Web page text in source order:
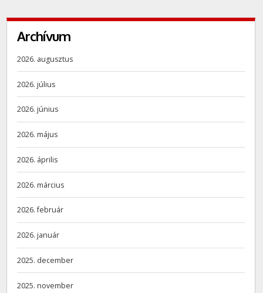
Archívum
2026. augusztus
2026. július
2026. június
2026. május
2026. április
2026. március
2026. február
2026. január
2025. december
2025. november